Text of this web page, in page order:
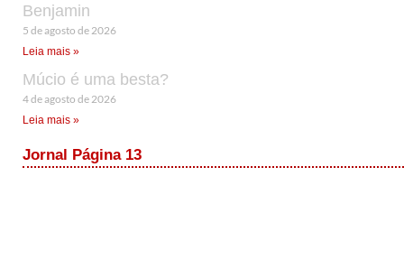
Benjamin
5 de agosto de 2026
Leia mais »
Múcio é uma besta?
4 de agosto de 2026
Leia mais »
Jornal Página 13